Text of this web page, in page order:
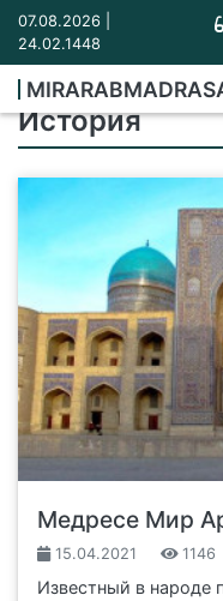
07.08.2026 |
24.02.1448
История
Медресе Мир
15.04.2021 1146
Известный в